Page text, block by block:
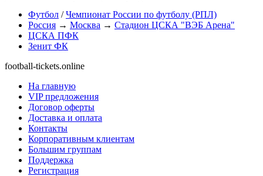
Футбол /Чемпионат России по футболу (РПЛ)
Россия → Москва → Стадион ЦСКА "ВЭБ Арена"
ЦСКА ПФК
Зенит ФК
football-tickets.online
На главную
VIP предложения
Договор оферты
Доставка и оплата
Контакты
Корпоративным клиентам
Большим группам
Поддержка
Регистрация